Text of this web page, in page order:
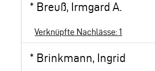
* Breuß, Irmgard A.
Verknüpfte Nachlässe: 1
* Brinkmann, Ingrid